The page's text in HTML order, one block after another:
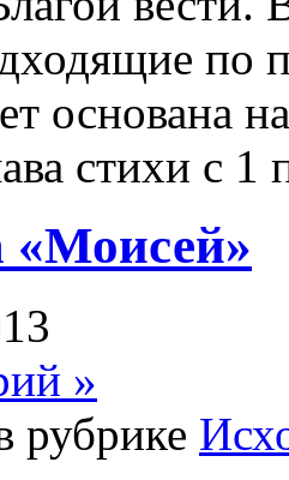
по
основана
стихи с 1
«Моисей»
»
рубрике